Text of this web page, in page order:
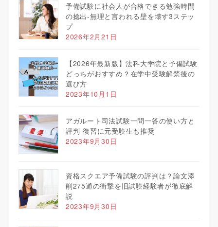
予備試験に社会人が合格できる勉強時間
の捻出-無理と言われる壁を壊す3ステッ
プ
2026年2月21日
【2026年最新版】法科大学院と予備試験
どっちがおすすめ？在学中受験解禁後の
選び方
2023年10月1日
アガルート司法試験一問一答の使い方と
評判-復習に元受験生も推奨
2023年9月30日
資格スクエア予備試験の評判は？論文添
削275通の衝撃を旧試験経験者が徹底解
説
2023年9月30日